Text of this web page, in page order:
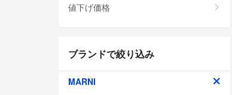
値下げ価格
ブランドで絞り込み
MARNI